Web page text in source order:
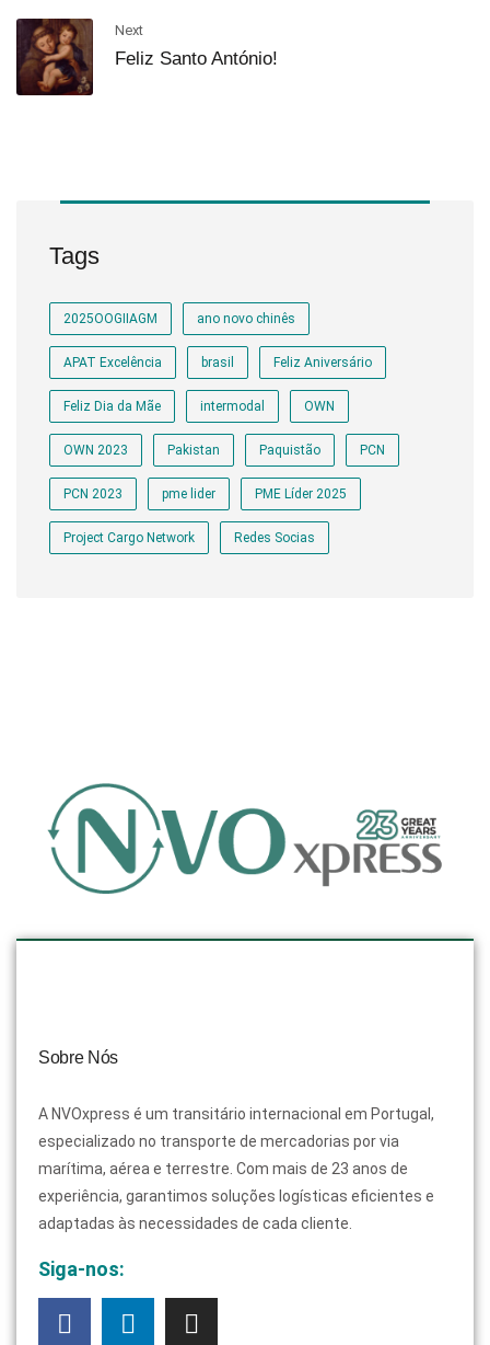
Next
Feliz Santo António!
Tags
2025OOGIIAGM ano novo chinês
APAT Excelência brasil Feliz Aniversário
Feliz Dia da Mãe intermodal OWN
OWN 2023 Pakistan Paquistão PCN
PCN 2023 pme lider PME Líder 2025
Project Cargo Network Redes Socias
Sobre Nós
A NVOxpress é um transitário internacional em Portugal,
especializado no transporte de mercadorias por via
marítima, aérea e terrestre. Com mais de 23 anos de
experiência, garantimos soluções logísticas eficientes e
adaptadas às necessidades de cada cliente.
Siga-nos: